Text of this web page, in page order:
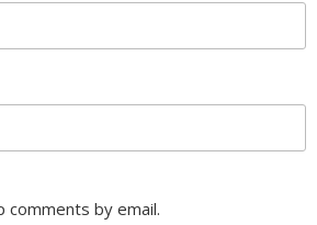
by email.